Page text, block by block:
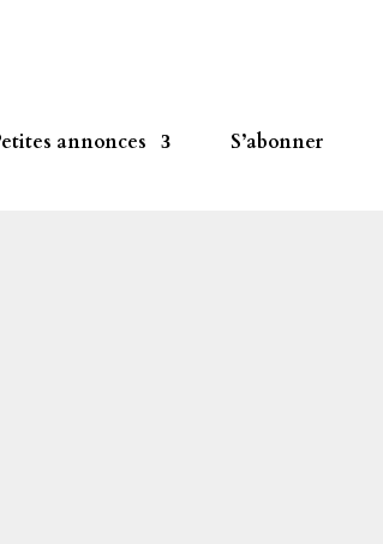
annonces S’abonner